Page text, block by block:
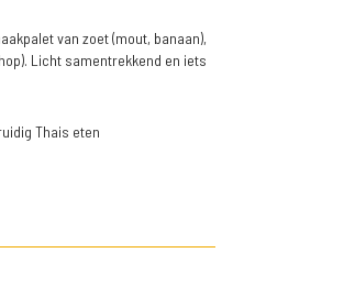
van zoet (mout, banaan),
Licht samentrekkend en iets
Thais eten